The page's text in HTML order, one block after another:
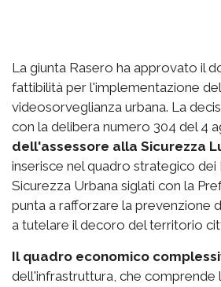
La giunta Rasero ha approvato il
fattibilità per l'implementazione
videosorveglianza urbana. La
con la delibera numero 304 del 4
dell'assessore alla Sicurezza
inserisce nel quadro strategico dei
Sicurezza Urbana siglati con la
punta a rafforzare la prevenzione
a tutelare il decoro del territorio
Il quadro economico
dell'infrastruttura, che comprende